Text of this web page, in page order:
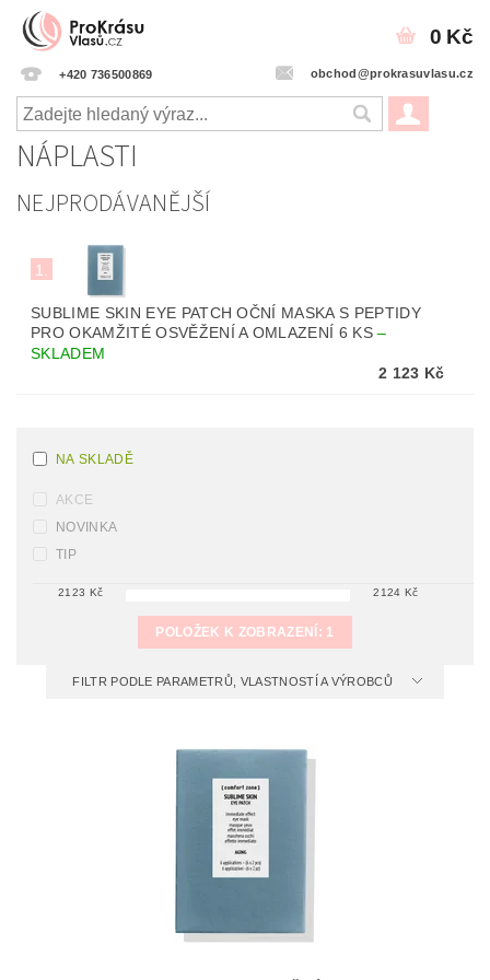
+420 736500869 obchod@prokrasuvlasu.cz
0 Kč
NÁPLASTI
NEJPRODÁVANĚJŠÍ
1.
SUBLIME SKIN EYE PATCH OČNÍ MASKA S PEPTIDY
PRO OKAMŽITÉ OSVĚŽENÍ A OMLAZENÍ 6 KS–
SKLADEM
2 123 Kč
NA SKLADĚ
AKCE
NOVINKA
TIP
2123 Kč 2124 Kč
POLOŽEK K ZOBRAZENÍ: 1
FILTR PODLE PARAMETRŮ, VLASTNOSTÍ A VÝROBCŮ